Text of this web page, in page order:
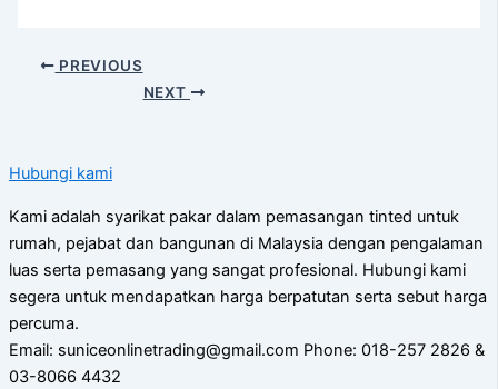
PREVIOUS
NEXT
Hubungi kami
Kami adalah syarikat pakar dalam pemasangan tinted untuk
rumah, pejabat dan bangunan di Malaysia dengan pengalaman
luas serta pemasang yang sangat profesional. Hubungi kami
segera untuk mendapatkan harga berpatutan serta sebut harga
percuma.
Email: suniceonlinetrading@gmail.com Phone: 018-257 2826 &
03-8066 4432